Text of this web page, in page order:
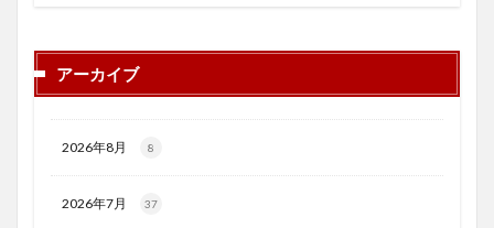
アーカイブ
2026年8月 8
2026年7月 37